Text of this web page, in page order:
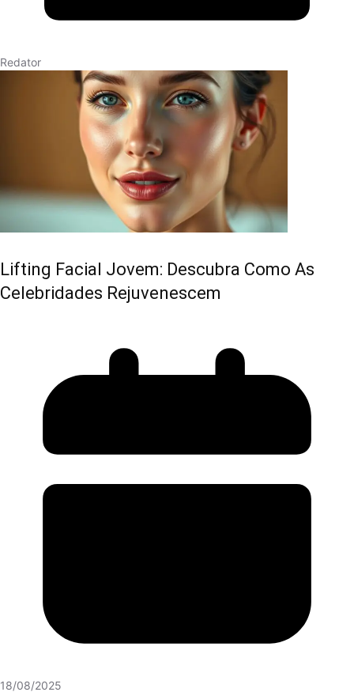
Redator
Lifting Facial Jovem: Descubra Como As
Celebridades Rejuvenescem
18/08/2025